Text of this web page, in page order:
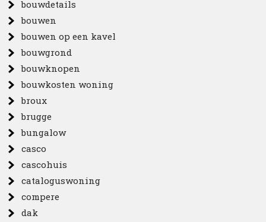
bouwdetails
bouwen
bouwen op een kavel
bouwgrond
bouwknopen
bouwkosten woning
broux
brugge
bungalow
casco
cascohuis
cataloguswoning
compere
dak